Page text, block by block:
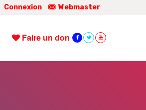
Connexion Webmaster
Faire un don